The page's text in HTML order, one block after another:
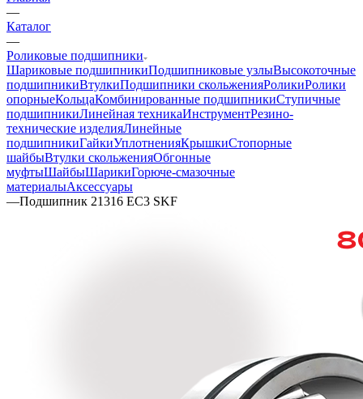
—
Каталог
—
Роликовые подшипники
Шариковые подшипникиПодшипниковые узлыВысокоточные
подшипникиВтулкиПодшипники скольженияРоликиРолики
опорныеКольцаКомбинированные подшипникиСтупичные
подшипникиЛинейная техникаИнструментРезино-
технические изделияЛинейные
подшипникиГайкиУплотненияКрышкиСтопорные
шайбыВтулки скольженияОбгонные
муфтыШайбыШарикиГорюче-смазочные
материалыАксессуары
—Подшипник 21316 EC3 SKF